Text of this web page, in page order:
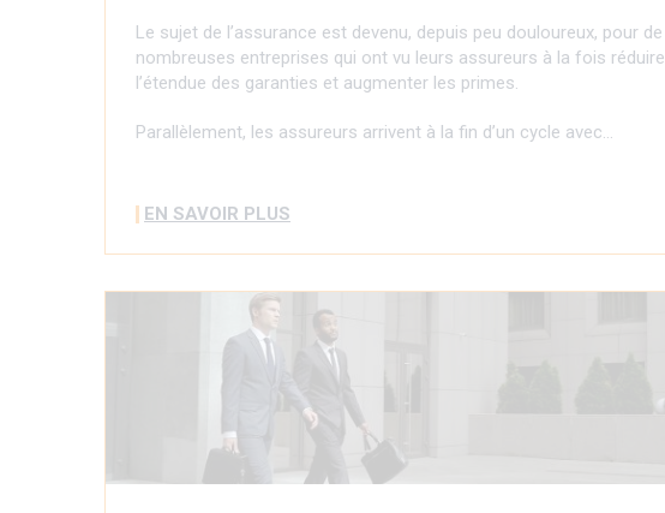
Le sujet de l’assurance est devenu, depuis peu douloureux, pour de
nombreuses entreprises qui ont vu leurs assureurs à la fois réduire
l’étendue des garanties et augmenter les primes.
Parallèlement, les assureurs arrivent à la fin d’un cycle avec…
EN SAVOIR PLUS